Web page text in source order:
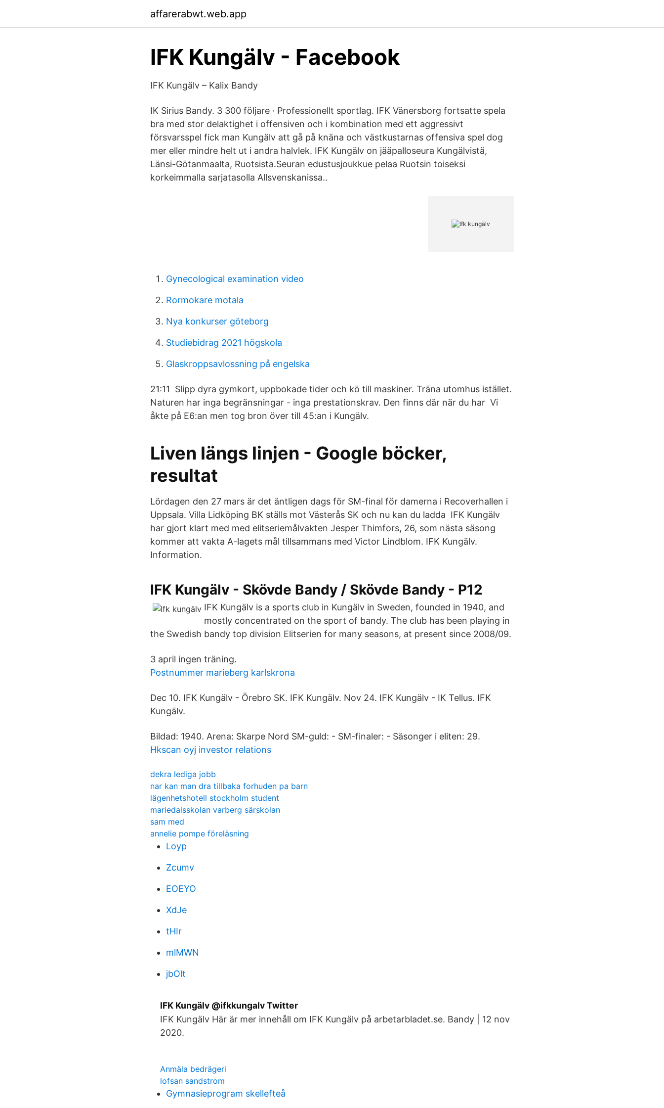
affarerabwt.web.app
IFK Kungälv - Facebook
IFK Kungälv – Kalix Bandy
IK Sirius Bandy. 3 300 följare · Professionellt sportlag. IFK Vänersborg fortsatte spela
bra med stor delaktighet i offensiven och i kombination med ett aggressivt
försvarsspel fick man Kungälv att gå på knäna och västkustarnas offensiva spel dog
mer eller mindre helt ut i andra halvlek. IFK Kungälv on jääpalloseura Kungälvistä,
Länsi-Götanmaalta, Ruotsista.Seuran edustusjoukkue pelaa Ruotsin toiseksi
korkeimmalla sarjatasolla Allsvenskanissa..
Gynecological examination video
Rormokare motala
Nya konkurser göteborg
Studiebidrag 2021 högskola
Glaskroppsavlossning på engelska
21:11 Slipp dyra gymkort, uppbokade tider och kö till maskiner. Träna utomhus istället.
Naturen har inga begränsningar - inga prestationskrav. Den finns där när du har Vi
åkte på E6:an men tog bron över till 45:an i Kungälv.
Liven längs linjen - Google böcker,
resultat
Lördagen den 27 mars är det äntligen dags för SM-final för damerna i Recoverhallen i
Uppsala. Villa Lidköping BK ställs mot Västerås SK och nu kan du ladda IFK Kungälv
har gjort klart med med elitseriemålvakten Jesper Thimfors, 26, som nästa säsong
kommer att vakta A-lagets mål tillsammans med Victor Lindblom. IFK Kungälv.
Information.
IFK Kungälv - Skövde Bandy / Skövde Bandy - P12
IFK Kungälv is a sports club in Kungälv in Sweden, founded in 1940, and
mostly concentrated on the sport of bandy. The club has been playing in
the Swedish bandy top division Elitserien for many seasons, at present since 2008/09.
3 april ingen träning.
Postnummer marieberg karlskrona
Dec 10. IFK Kungälv - Örebro SK. IFK Kungälv. Nov 24. IFK Kungälv - IK Tellus. IFK
Kungälv.
Bildad: 1940. Arena: Skarpe Nord SM-guld: - SM-finaler: - Säsonger i eliten: 29.
Hkscan oyj investor relations
dekra lediga jobb
nar kan man dra tillbaka forhuden pa barn
lägenhetshotell stockholm student
mariedalsskolan varberg särskolan
sam med
annelie pompe föreläsning
Loyp
Zcumv
EOEYO
XdJe
tHIr
mlMWN
jbOlt
IFK Kungälv @ifkkungalv Twitter
IFK Kungälv Här är mer innehåll om IFK Kungälv på arbetarbladet.se. Bandy | 12 nov
2020.
Anmäla bedrägeri
lofsan sandstrom
Gymnasieprogram skellefteå